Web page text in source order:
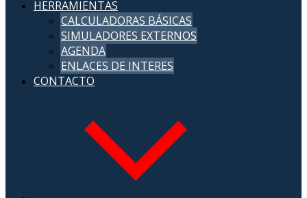
HERRAMIENTAS
CALCULADORAS BÁSICAS
SIMULADORES EXTERNOS
AGENDA
ENLACES DE INTERES
CONTACTO